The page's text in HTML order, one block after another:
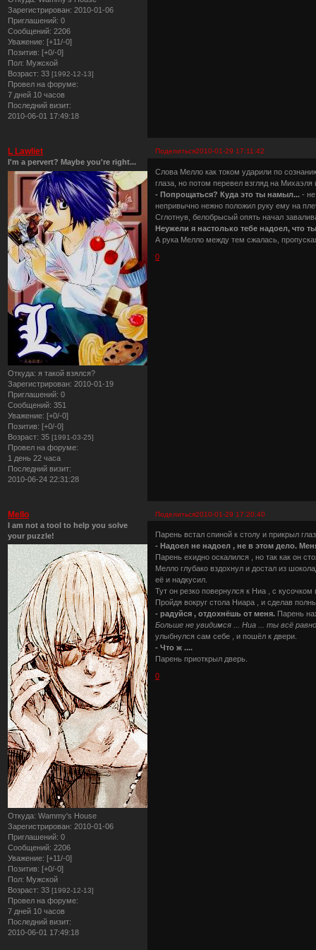
Зарегистрирован: 2010-01-06
Приглашений: 0
Сообщений: 2206
Уважение: [+11/-0]
Позитив: [+0/-0]
Пол: Мужской
Возраст: 33 [1992-12-13]
Провел на форуме:
7 дней 10 часов
Последний визит:
2010-06-01 17:49:18
Поделиться2010-01-29 17:11:42
L Lawliet
I'm a pervert? Maybe you're right...
Откуда: я такой взялся?
Зарегистрирован: 2010-01-19
Приглашений: 0
Сообщений: 351
Уважение: [+0/-0]
Позитив: [+0/-0]
Возраст: 35 [1991-03-25]
Провел на форуме:
1 день 22 часа
Последний визит:
2010-06-24 22:31:28
Слова Мелло как током ударили по
глаза, но потом перевел взгляд на Михаэля
- Попрощаться? Куда это ты намыл... -
непривычно нежно положил руку ему на
Сглотнув, белобрысый опять начал
Неужели я настолько тебе надоел, что
А рука Мелло между тем сжалась,
0
Поделиться2010-01-29 17:20:40
Mello
I am not a tool to help you solve
your puzzle!
Откуда: Wammy's House
Зарегистрирован: 2010-01-06
Приглашений: 0
Сообщений: 2206
Уважение: [+11/-0]
Позитив: [+0/-0]
Пол: Мужской
Возраст: 33 [1992-12-13]
Провел на форуме:
7 дней 10 часов
Последний визит:
2010-06-01 17:49:18
Парень встал спиной к столу и прикрыл
- Надоел не надоел , не в этом дело.
Парень ехидно оскалился , но так как он
Мелло глубако вздохнул и достал из
её и надкусил.
Тут он резко повернулся к Ниа , с
Пройдя вокруг стола Ниара , и сделав
- радуйся , отдохнёшь от меня. Парень
Больше не увидимся ... Ниа ... ты всё
улыбнулся сам себе , и пошёл к двери.
- Что ж ....
Парень приоткрыл дверь.
0